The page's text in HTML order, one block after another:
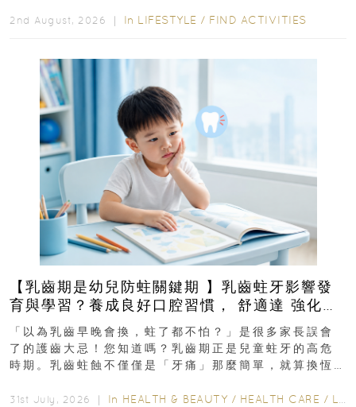
2nd August, 2026 ｜ In LIFESTYLE / FIND ACTIVITIES
【乳齒期是幼兒防蛀關鍵期 】乳齒蛀牙影響發
育與學習？養成良好口腔習慣， 舒適達 強化琺
瑯質 兒童牙膏防護指南
「以為乳齒早晚會換，蛀了都不怕？」是很多家長誤會
了的護齒大忌！您知道嗎？乳齒期正是兒童蛀牙的高危
時期。乳齒蛀蝕不僅僅是「牙痛」那麼簡單，就算換恆
31st July, 2026 ｜ In HEALTH & BEAUTY / HEALTH CARE / LIFESTYLE